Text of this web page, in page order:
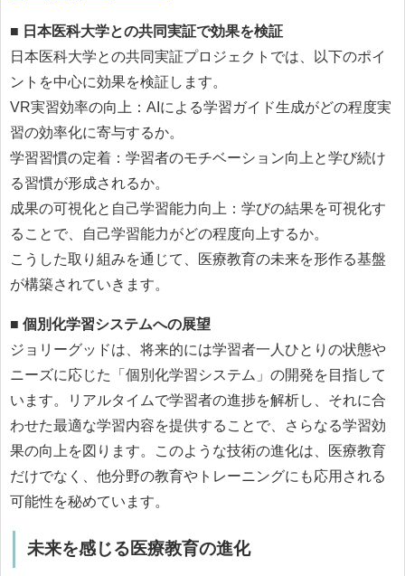
■ 日本医科大学との共同実証で効果を検証
日本医科大学との共同実証プロジェクトでは、以下のポイ
ントを中心に効果を検証します。
VR実習効率の向上：AIによる学習ガイド生成がどの程度実
習の効率化に寄与するか。
学習習慣の定着：学習者のモチベーション向上と学び続け
る習慣が形成されるか。
成果の可視化と自己学習能力向上：学びの結果を可視化す
ることで、自己学習能力がどの程度向上するか。
こうした取り組みを通じて、医療教育の未来を形作る基盤
が構築されていきます。
■ 個別化学習システムへの展望
ジョリーグッドは、将来的には学習者一人ひとりの状態や
ニーズに応じた「個別化学習システム」の開発を目指して
います。リアルタイムで学習者の進捗を解析し、それに合
わせた最適な学習内容を提供することで、さらなる学習効
果の向上を図ります。このような技術の進化は、医療教育
だけでなく、他分野の教育やトレーニングにも応用される
可能性を秘めています。
未来を感じる医療教育の進化